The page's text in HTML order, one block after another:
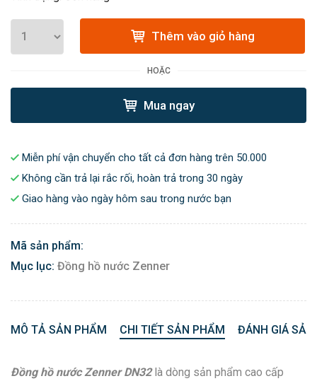
Thêm vào giỏ hàng
HOẶC
Mua ngay
Miễn phí vận chuyển cho tất cả đơn hàng trên 50.000
Không cần trả lại rắc rối, hoàn trả trong 30 ngày
Giao hàng vào ngày hôm sau trong nước bạn
Mã sản phẩm:
Mục lục: Đồng hồ nước Zenner
MÔ TẢ SẢN PHẨM CHI TIẾT SẢN PHẨM ĐÁNH GIÁ
Đồng hồ nước Zenner DN32là dòng sản phẩm cao cấp